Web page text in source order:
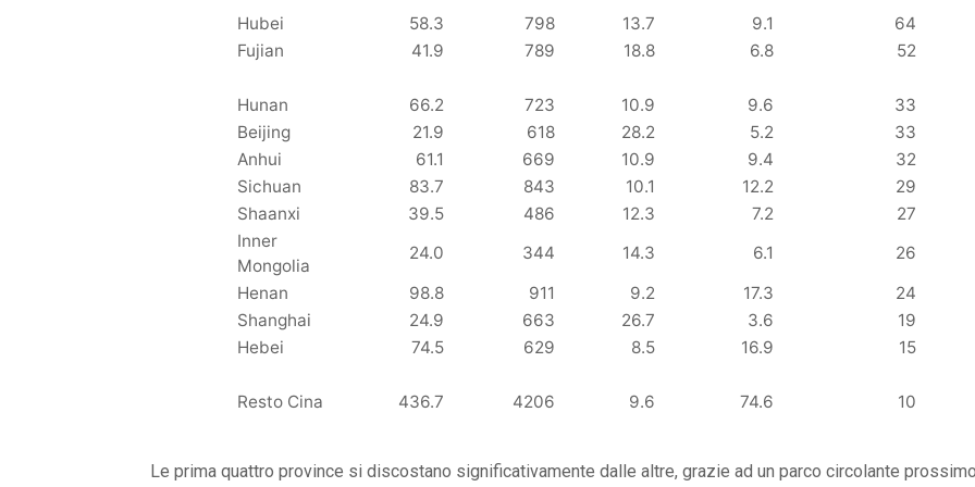
Hubei 58.3 798 13.7 9.1
64
Fujian
41.9 789 18.8 6.8 52
Hunan 66.2 723 10.9 9.6
33
Beijing
21.9 618 28.2 5.2
33
Anhui
61.1 669 10.9 9.4
32
Sichuan
83.7 843 10.1 12.2
29
Shaanxi
39.5 486 12.3 7.2
27
Inner
Mongolia
24.0 344 14.3 6.1
26
Henan
98.8 911 9.2 17.3
24
Shanghai
24.9 663 26.7 3.6
19
Hebei
74.5 629 8.5 16.9 15
Resto Cina 436.7 4206 9.6 74.6 10
Le prima quattro province si discostano significativamente dalle altre, grazie ad un parco circolante